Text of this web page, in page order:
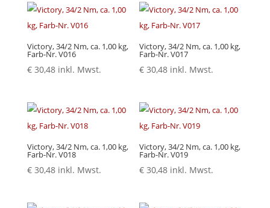
Victory, 34/2 Nm, ca. 1,00 kg,
Farb-Nr. V016
€30,48 inkl. Mwst.
Victory, 34/2 Nm, ca. 1,00 kg,
Farb-Nr. V017
€ 30,48 inkl. Mwst.
Victory, 34/2 Nm, ca. 1,00 kg,
Farb-Nr. V018
€30,48 inkl. Mwst.
Victory, 34/2 Nm, ca. 1,00 kg,
Farb-Nr. V019
€ 30,48 inkl. Mwst.